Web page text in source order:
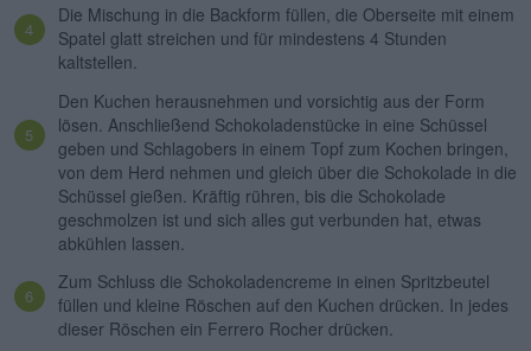
Die Mischung in die Backform füllen, die Oberseite mit einem
Spatel glatt streichen und für mindestens 4 Stunden
kaltstellen.
Den Kuchen herausnehmen und vorsichtig aus der Form
lösen. Anschließend Schokoladenstücke in eine Schüssel
geben und Schlagobers in einem Topf zum Kochen bringen,
von dem Herd nehmen und gleich über die Schokolade in die
Schüssel gießen. Kräftig rühren, bis die Schokolade
geschmolzen ist und sich alles gut verbunden hat, etwas
abkühlen lassen.
Zum Schluss die Schokoladencreme in einen Spritzbeutel
füllen und kleine Röschen auf den Kuchen drücken. In jedes
dieser Röschen ein Ferrero Rocher drücken.